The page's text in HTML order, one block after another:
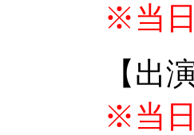
※当
【出
※当